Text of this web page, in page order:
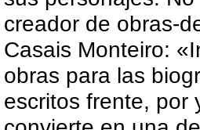
creador de obras-
Casais Monteiro:
obras para las
escritos frente, por